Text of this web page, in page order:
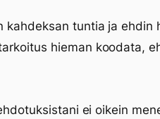
kahdeksan tuntia ja ehdin
hieman koodata,
ei oikein